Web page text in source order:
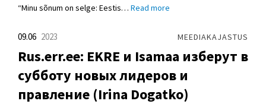
“Minu sõnum on selge: Eestis… Read more
MEEDIAKAJASTUS
09.06 2023
Rus.err.ee: EKRE и Isamaa изберут в
субботу новых лидеров и
правление (Irina Dogatko)